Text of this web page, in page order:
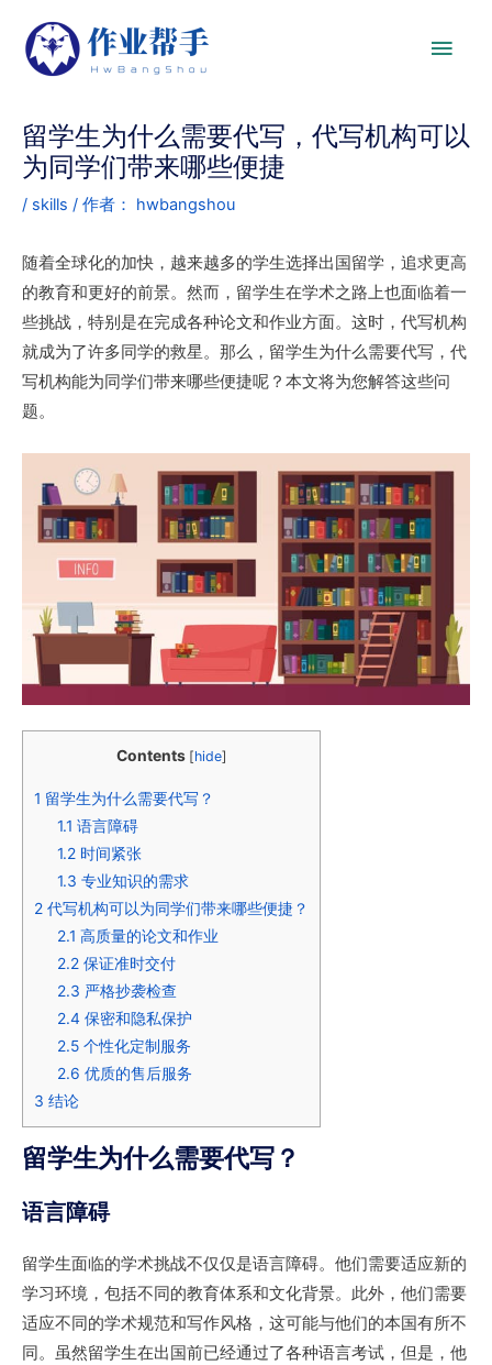
留学生为什么需要代写，代写机构可以
为同学们带来哪些便捷
/ skills / 作者： hwbangshou
随着全球化的加快，越来越多的学生选择出国留学，追求更高
的教育和更好的前景。然而，留学生在学术之路上也面临着一
些挑战，特别是在完成各种论文和作业方面。这时，代写机构
就成为了许多同学的救星。那么，留学生为什么需要代写，代
写机构能为同学们带来哪些便捷呢？本文将为您解答这些问
题。
Contents [hide]
1 留学生为什么需要代写？
1.1 语言障碍
1.2时间紧张
1.3 专业知识的需求
2 代写机构可以为同学们带来哪些便捷？
2.1 高质量的论文和作业
2.2保证准时交付
2.3 严格抄袭检查
2.4 保密和隐私保护
2.5个性化定制服务
2.6 优质的售后服务
3 结论
留学生为什么需要代写？
语言障碍
留学生面临的学术挑战不仅仅是语言障碍。他们需要适应新的
学习环境，包括不同的教育体系和文化背景。此外，他们需要
适应不同的学术规范和写作风格，这可能与他们的本国有所不
同。虽然留学生在出国前已经通过了各种语言考试，但是，他